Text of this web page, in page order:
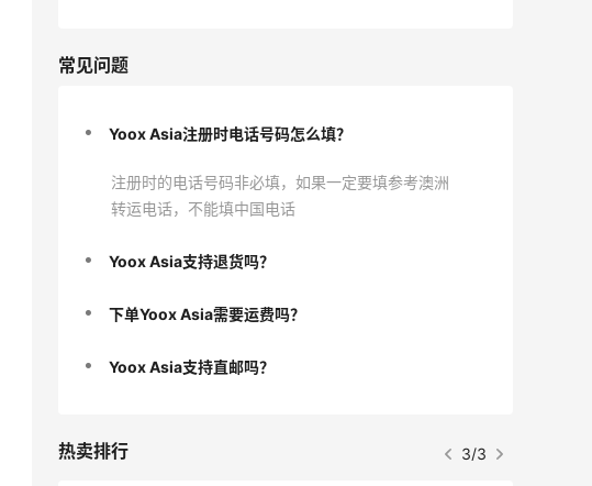
常见问题
Yoox Asia注册时电话号码怎么填？
注册时的电话号码非必填，如果一定要填参考澳洲
转运电话，不能填中国电话
Yoox Asia支持退货吗？
下单Yoox Asia需要运费吗？
Yoox Asia支持直邮吗？
热卖排行 1/3